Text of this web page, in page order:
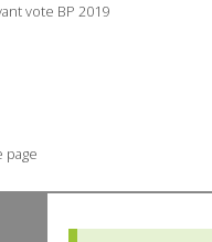
vote BP 2019
page